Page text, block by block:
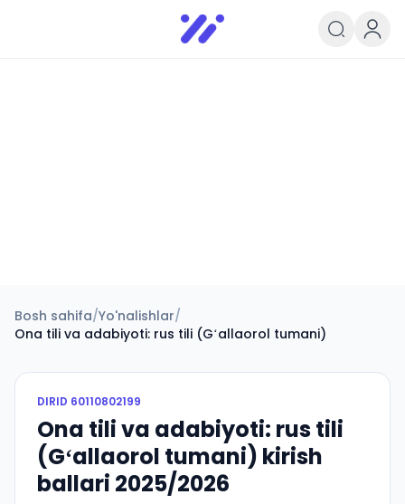
Infoedu
Ta&#039;lim xabarlari va
Bosh sahifa/Yo'nalishlar/
Ona tili va adabiyoti: rus tili (Gʻallaorol tumani)
DIRID 60110802199
Ona tili va adabiyoti: rus tili
(Gʻallaorol tumani) kirish
ballari 2025/2026